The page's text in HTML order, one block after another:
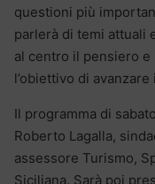
questioni più
parlerà di temi attuali
al centro il pensiero
l’obiettivo di
Il programma di
Roberto Lagalla,
assessore Turismo,
Siciliana. Sarà poi